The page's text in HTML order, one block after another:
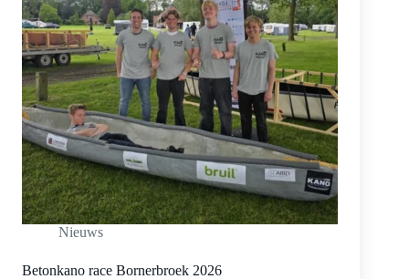
Nieuws
Betonkano race Bornerbroek 2026